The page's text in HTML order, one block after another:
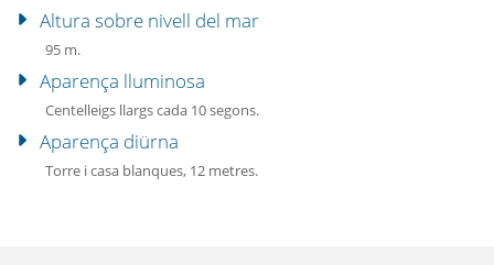
Altura sobre nivell del mar
95 m.
Aparença lluminosa
Centelleigs llargs cada 10 segons.
Aparença diürna
Torre i casa blanques, 12 metres.